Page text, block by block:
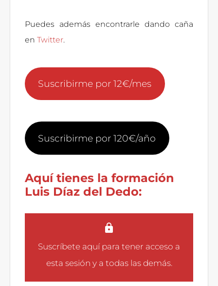
Puedes además encontrarle dando caña
en Twitter.
Suscribirme por 12€/mes
Suscribirme por 120€/año
Aquí tienes la formación
Luis Díaz del Dedo:
Suscríbete aquípara tener acceso a
esta sesión y a todas las demás.